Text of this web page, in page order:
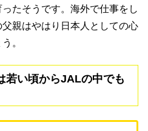
たそうです。海外で仕事をし
親はやはり日本人としての心
。
若い頃からJALの中でも